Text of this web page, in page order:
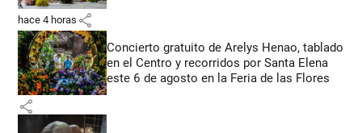
hace 4 horas share
Concierto gratuito de Arelys Henao, tablado
en el Centro y recorridos por Santa Elena
este 6 de agosto en la Feria de las Flores
share